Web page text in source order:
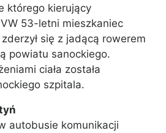
którego kierujący
53-letni mieszkaniec
się z jadącą rowerem
powiatu sanockiego.
ciała została
szpitala.
autobusie komunikacji